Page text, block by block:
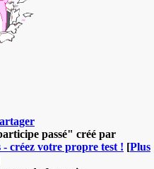
passé" créé par
- créez votre propre test ! [Plus